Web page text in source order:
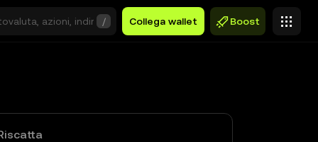
/ Collega wallet Boost